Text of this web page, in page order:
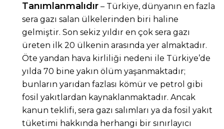
Tanımlanmalıdır – Türkiye, dünyanın en fazla
sera gazı salan ülkelerinden biri haline
gelmiştir. Son sekiz yıldır en çok sera gazı
üreten ilk 20 ülkenin arasında yer almaktadır.
Öte yandan hava kirliliği nedeni ile Türkiye’de
yılda 70 bine yakın ölüm yaşanmaktadır;
bunların yarıdan fazlası kömür ve petrol gibi
fosil yakıtlardan kaynaklanmaktadır. Ancak
kanun teklifi, sera gazı salımları ya da fosil yakıt
tüketimi hakkında herhangi bir sınırlayıcı